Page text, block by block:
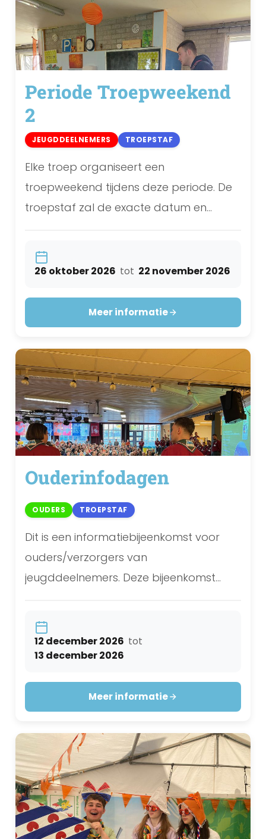
Periode Troepweekend
2
JEUGDDEELNEMERS TROEPSTAF
Elke troep organiseert een
troepweekend tijdens deze periode. De
troepstaf zal de exacte datum en
troepweekenden communiceren.
26 oktober 2026 tot 22 november 2026
Meer informatie
Ouderinfodagen
OUDERS TROEPSTAF
Dit is een informatiebijeenkomst voor
ouders/verzorgers van
jeugddeelnemers. Deze bijeenkomst
ontvangt een uitnodiging voor een
dagdeel op 12 of 13 december. De
indeling is nog niet bekend; meer
informatie volgt.
12 december 2026 tot
13 december 2026
Meer informatie